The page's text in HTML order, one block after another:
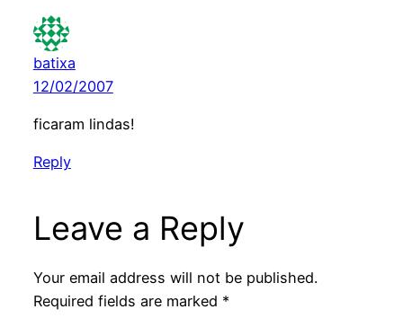
batixa
12/02/2007
ficaram lindas!
Reply
Leave a Reply
Your email address will not be published.
Required fields are marked *